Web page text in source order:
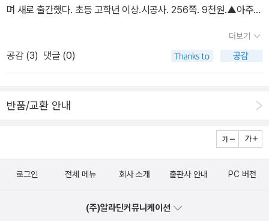
며 새로 출간했다. 초등 고학년 이상.시공사. 256쪽. 9천원.▲아주
이', '은혜 갚은 느티나무', '호랑이와 곶감', '돌부처에게 비단을 판 총
각' 등 옛 이야기 16편을 유머러스한 그림과 함께 엮은 전래동화집.
초등 저학년용.은하수미디어. 108쪽. 1만원.▲멍멍개의 모험 = 정영
지하기 위해 다투고 서로 화해하는 과정을 그린 동화. 초등 저학년용.
김진령 그림. 함께 있는 것만으로도 희망과 사랑을 느끼게 해주는 가
44쪽. 7천원.▲커다란 나무 = 레미 쿠르종 글·그림. 나선희 옮김. 2
고라고 생각해온 어느 부자 아저씨의 가치관이 점점 변화해가는 과정
더보기
공감 (3) 댓글 (0)
반품/교환 안내
로그인 전체 메뉴 회사 소개 출판사 안내 PC 버전
(주)알라딘커뮤니케이션